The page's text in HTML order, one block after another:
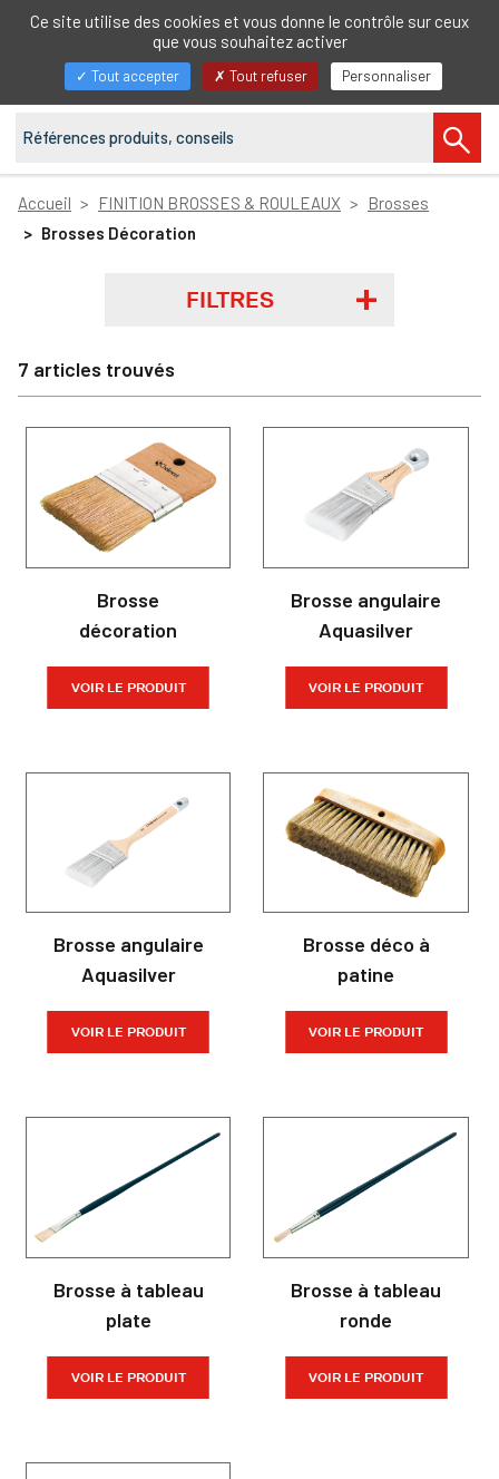
FR
Afficher/masquer
Accueil FINITION BROSSES & ROULEAUX
Brosses
Brosses Décoration
FILTRES
7 articles trouvés
Brosse
décoration
VOIR LE PRODUIT
Brosse angulaire
Aquasilver
VOIR LE PRODUIT
Brosse angulaire
Aquasilver
VOIR LE PRODUIT
Brosse déco à
patine
VOIR LE PRODUIT
Brosse à tableau
plate
VOIR LE PRODUIT
Brosse à tableau
ronde
VOIR LE PRODUIT
Ce site utilise des cookies et vous donne le contrôle sur ceux
que vous souhaitez activer
Tout accepter Tout refuser Personnaliser